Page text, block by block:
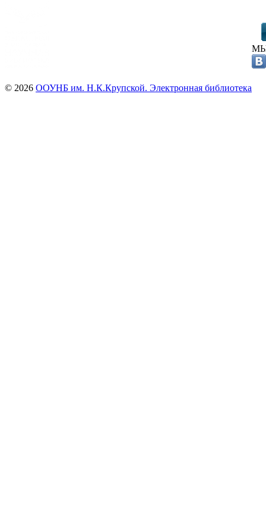
© 2026 ООУНБ им. Н.К.Крупской. Электронная библиотека